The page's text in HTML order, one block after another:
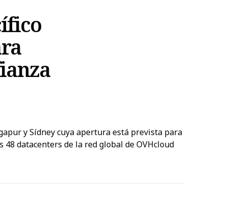
y Sídney cuya apertura está prevista para
datacenters de la red global de OVHcloud